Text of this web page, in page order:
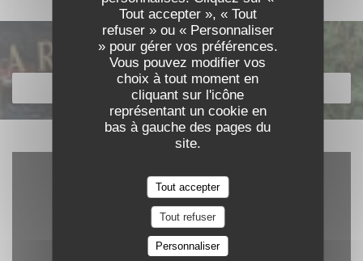
Tout accepter », « Tout
refuser » ou « Personnaliser
» pour gérer vos préférences.
Vous pouvez modifier vos
choix à tout moment en
cliquant sur l'icône
représentant un cookie en
bas à gauche des pages du
site.
Tout accepter
Tout refuser
Personnaliser
Découvrir notre carte
DÉCOUVRIR NOTRE CARTE